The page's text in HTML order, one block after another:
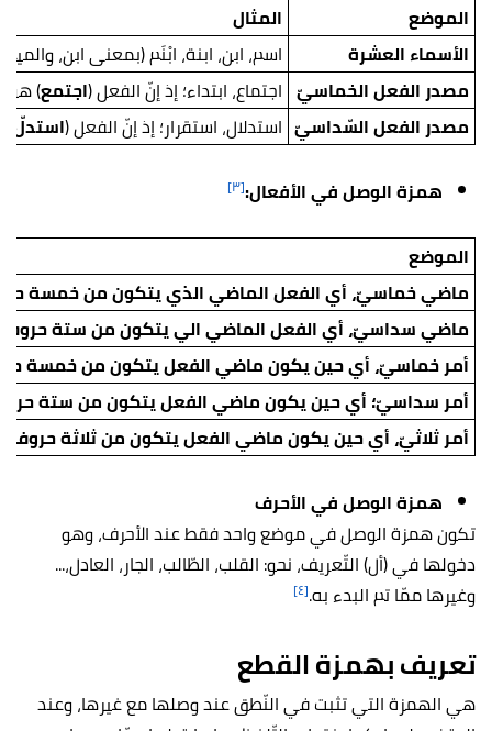
الموضع
المثال
الأسماء العشرة
اسم، ابن، ابنة، ابْنَم (بمعنى ابن،
مصدر الفعل الخماسيّ اجتماع، ابتداء؛ إذ إنّ الفعل (اجتمع) هو
مصدر الفعل السّداسيّ استدلال، استقرار؛ إذ إنّ الفعل (استدلّ
همزة الوصل في الأفعال:[٣]
الموضع
ماضي خماسيّ، أي الفعل الماضي الذي يتكون من خمسة
ماضي سداسيّ، أي الفعل الماضي الي يتكون من ستة
أمر خماسيّ، أي حين يكون ماضي الفعل يتكون من خمسة
أمر سداسيّ؛ أي حين يكون ماضي الفعل يتكون من ستة حروف
أمر ثلاثيّ، أي حين يكون ماضي الفعل يتكون من ثلاثة حروف،
همزة الوصل في الأحرف
تكون همزة الوصل في موضع واحد فقط عند الأحرف، وهو
دخولها في (أل) التّعريف، نحو: القلب، الطّالب، الجار، العادل،...
وغيرها ممّا تم البدء به.[٤]
تعريف بهمزة القطع
هي الهمزة التي تثبت في النّطق عند وصلها مع غيرها، وعند